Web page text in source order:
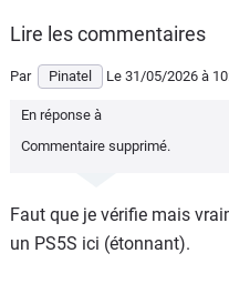
Forum
Moto
Marques
Lire les commentaires
Par Pinatel Le 31/05/2026 à
En réponse à
Commentaire supprimé.
Faut que je vérifie mais
un PS5S ici (étonnant).